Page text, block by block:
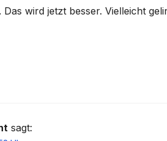
Das wird jetzt besser. Vielleicht
sagt: